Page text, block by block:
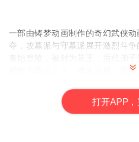
一部由铸梦动画制作的奇幻武侠
夺，攻墓派与守墓派展开激烈斗
被称为墓王之王，威名远播。骆
邪魔盗匪和朝廷势力觊觎墓王之
个惊心动魄的墓派武林世界。分
打开APP，